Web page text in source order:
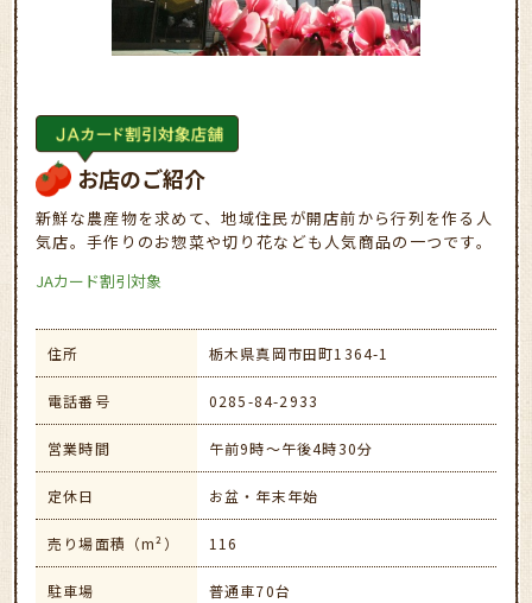
お店のご紹介
新鮮な農産物を求めて、地域住民が開店前から行列を作る人
気店。手作りのお惣菜や切り花なども人気商品の一つです。
JAカード割引対象
住所 栃木県真岡市田町1364-1
電話番号 0285-84-2933
営業時間 午前9時～午後4時30分
定休日 お盆・年末年始
売り場面積（m²） 116
駐車場 普通車70台